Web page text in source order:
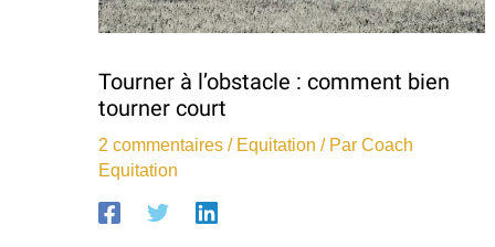
Tourner à l’obstacle : comment bien
tourner court
2 commentaires / Equitation / Par Coach
Equitation